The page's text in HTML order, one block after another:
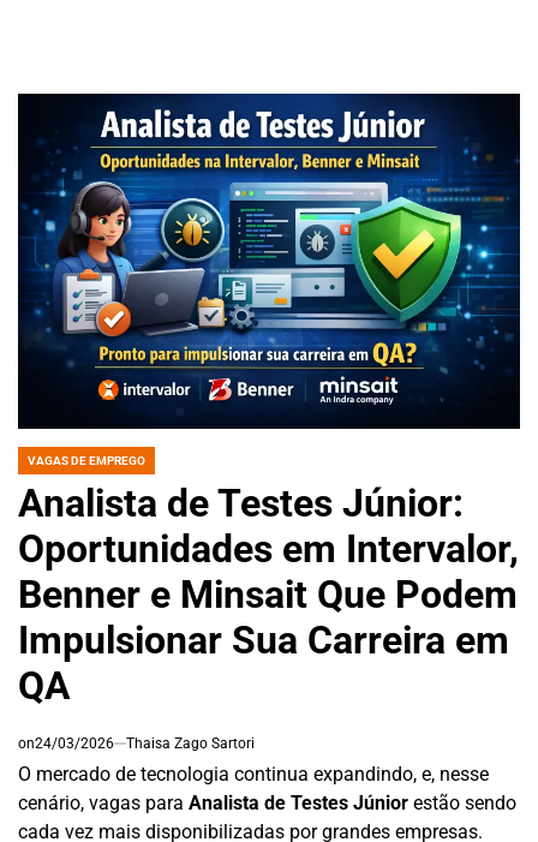
POSTED
VAGAS DE EMPREGO
Analista de Testes Júnior:
Oportunidades em Intervalor,
Benner e Minsait Que Podem
Impulsionar Sua Carreira em
QA
on24/03/2026 Thaisa Zago Sartori
O mercado de tecnologia continua expandindo, e, nesse
cenário, vagas para Analista de Testes Júnior estão sendo
cada vez mais disponibilizadas por grandes empresas.